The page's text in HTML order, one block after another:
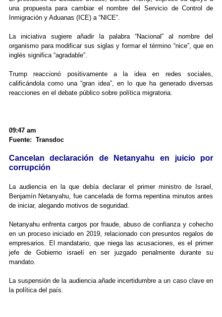
una propuesta para cambiar el nombre del Servicio de Control de
Inmigración y Aduanas (ICE) a “NICE”.
La iniciativa sugiere añadir la palabra “Nacional” al nombre del
organismo para modificar sus siglas y formar el término “nice”, que en
inglés significa “agradable”.
Trump reaccionó positivamente a la idea en redes sociales,
calificándola como una “gran idea”, en lo que ha generado diversas
reacciones en el debate público sobre política migratoria.
09:47 am
Fuente: Transdoc
Cancelan declaración de Netanyahu en juicio por
corrupción
La audiencia en la que debía declarar el primer ministro de Israel,
Benjamín Netanyahu, fue cancelada de forma repentina minutos antes
de iniciar, alegando motivos de seguridad.
Netanyahu enfrenta cargos por fraude, abuso de confianza y cohecho
en un proceso iniciado en 2019, relacionado con presuntos regalos de
empresarios. El mandatario, que niega las acusaciones, es el primer
jefe de Gobierno israelí en ser juzgado penalmente durante su
mandato.
La suspensión de la audiencia añade incertidumbre a un caso clave en
la política del país.